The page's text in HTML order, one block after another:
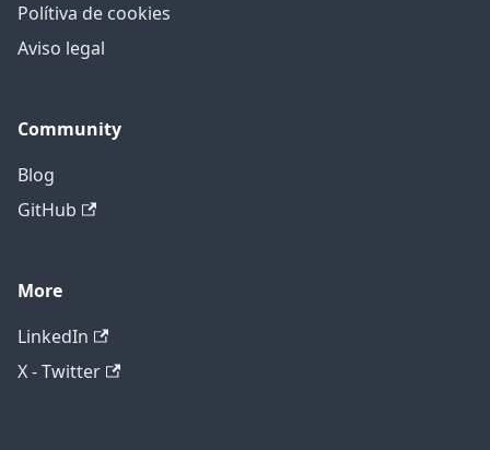
Polítiva de cookies
Aviso legal
Community
Blog
GitHub
More
LinkedIn
X - Twitter